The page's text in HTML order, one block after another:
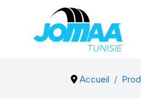
Accueil